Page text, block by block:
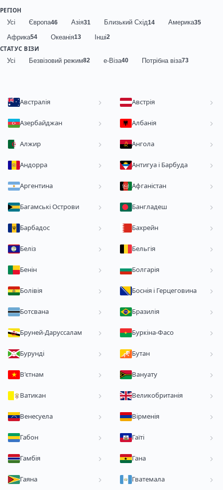
РЕГІОН
Усі
Європа46 Азія31 Близький Схід14 Америка35
Африка54 Океанія13 Інші2
СТАТУС ВІЗИ
Усі
Безвізовий режим82 е-Віза40 Потрібна віза73
Австралія Австрія
Азербайджан Албанія
Алжир Ангола
Андорра Антигуа і Барбуда
Аргентина Афганістан
Багамські Острови Бангладеш
Барбадос Бахрейн
Беліз Бельгія
Бенін Болгарія
Болівія Боснія і Герцеговина
Ботсвана Бразилія
Бруней-Даруссалам Буркіна-Фасо
Бурунді Бутан
В'єтнам Вануату
Ватикан Великобританія
Венесуела Вірменія
Габон Гаїті
Гамбія Гана
Гаяна Гватемала